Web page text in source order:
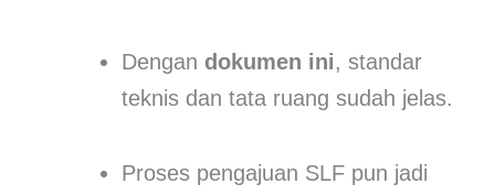
Dengan dokumen ini, standar
teknis dan tata ruang sudah jelas.
Proses pengajuan SLF pun jadi